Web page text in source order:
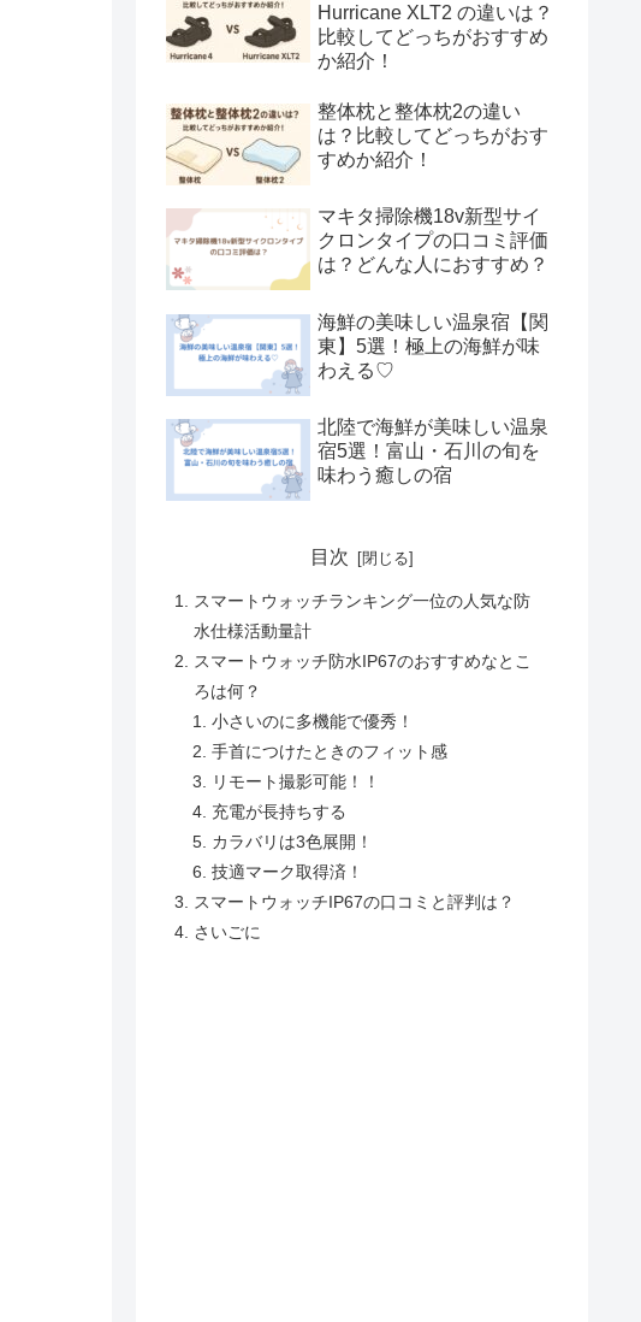
Hurricane XLT2 の違いは？
比較してどっちがおすすめ
か紹介！
整体枕と整体枕2の違い
は？比較してどっちがおす
すめか紹介！
マキタ掃除機18v新型サイ
クロンタイプの口コミ評価
は？どんな人におすすめ？
海鮮の美味しい温泉宿【関
東】5選！極上の海鮮が味
わえる♡
北陸で海鮮が美味しい温泉
宿5選！富山・石川の旬を
味わう癒しの宿
目次
スマートウォッチランキング一位の人気な防
水仕様活動量計
スマートウォッチ防水IP67のおすすめなとこ
ろは何？
小さいのに多機能で優秀！
手首につけたときのフィット感
リモート撮影可能！！
充電が長持ちする
カラバリは3色展開！
技適マーク取得済！
スマートウォッチIP67の口コミと評判は？
さいごに